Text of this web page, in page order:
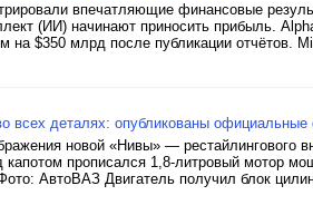
впечатляющие финансовые
(ИИ) начинают приносить прибыль.
$350 млрд после публикации отчётов.
всех деталях: опубликованы
новой «Нивы» — рестайлингового
прописался 1,8-литровый мотор
АвтоВАЗ Двигатель получил блок